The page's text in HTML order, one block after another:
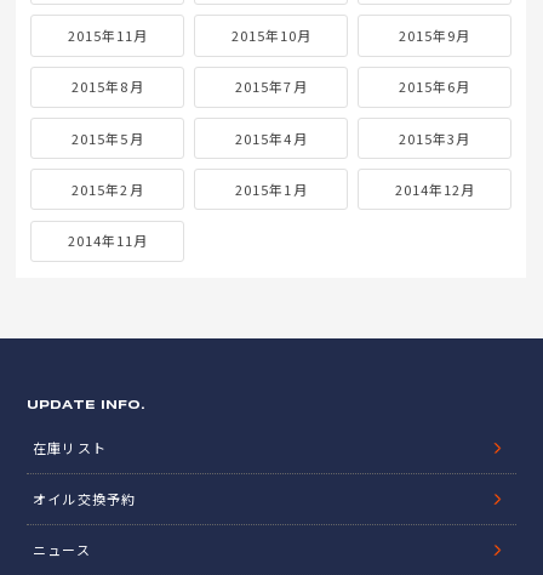
2015年11月 2015年10月 2015年9月
2015年8月 2015年7月 2015年6月
2015年5月 2015年4月 2015年3月
2015年2月 2015年1月 2014年12月
2014年11月
UPDATE INFO.
在庫リスト
オイル交換予約
ニュース